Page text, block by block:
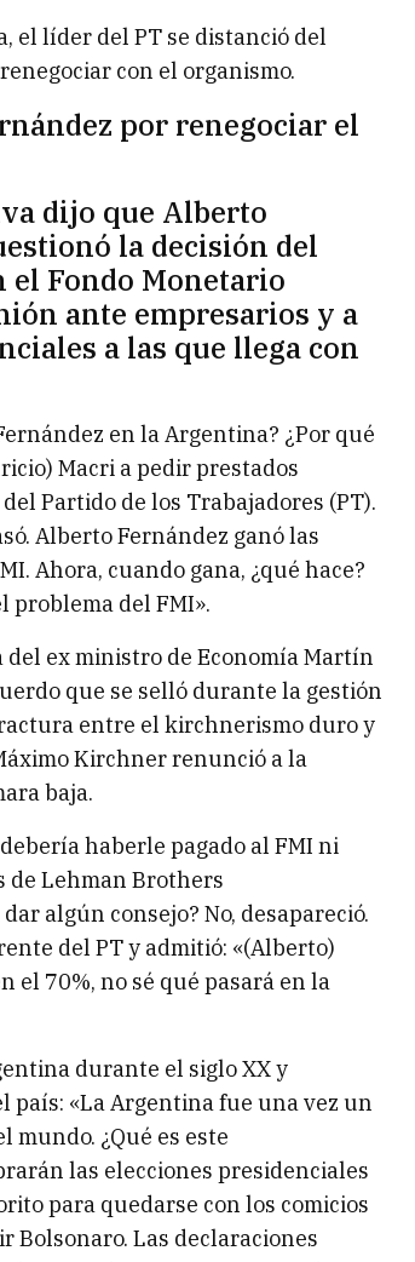
el líder del PT se distanció del
con el organismo.
por renegociar el
dijo que Alberto
la decisión del
el Fondo Monetario
ante empresarios y a
a las que llega con
en la Argentina? ¿Por qué
Macri a pedir prestados
Partido de los Trabajadores (PT).
Alberto Fernández ganó las
Ahora, cuando gana, ¿qué hace?
problema del FMI».
del ex ministro de Economía Martín
que se selló durante la gestión
entre el kirchnerismo duro y
Kirchner renunció a la
baja.
haberle pagado al FMI ni
de Lehman Brothers
algún consejo? No, desapareció.
del PT y admitió: «(Alberto)
el 70%, no sé qué pasará en la
durante el siglo XX y
país: «La Argentina fue una vez un
mundo. ¿Qué es este
las elecciones presidenciales
para quedarse con los comicios
Bolsonaro. Las declaraciones